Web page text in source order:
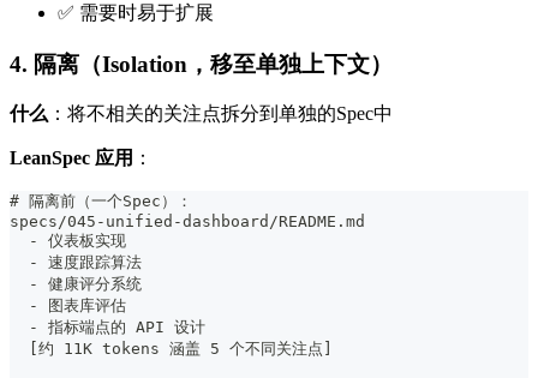
✅ 需要时易于扩展
4. 隔离（Isolation，移至单独上下文）
什么 ：将不相关的关注点拆分到单独的Spec中
LeanSpec 应用 ：
# 隔离前（一个Spec）：
specs/045-unified-dashboard/README.md
-
仪表板实现
-
速度跟踪算法
-
健康评分系统
-
图表库评估
-
指标端点的 API 设计
  [约 11K tokens 涵盖 5 个不同关注点]